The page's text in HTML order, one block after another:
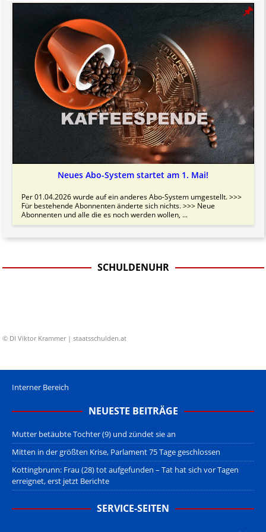
Neues Abo-System startet am 1. Mai!
Per 01.04.2026 wurde auf ein anderes Abo-System umgestellt. >>>
Für bestehende Abonnenten änderte sich nichts. >>> Neue
Abonnenten und alle die es noch werden wollen, ...
SCHULDENUHR
© DI Viktor Krammer | staatsschulden.at
Interner Bereich
NEUESTE BEITRÄGE
Mutter betäubte Tochter (9) und zündet sie an
Mitten in der größten Krise, Parlament 75 Tage geschlossen
Kottingbrunn: Frau (28) tot aufgefunden – Tat hat sich vor Tagen
erreignet, erst jetzt Berichte
SERVICE-SEITEN